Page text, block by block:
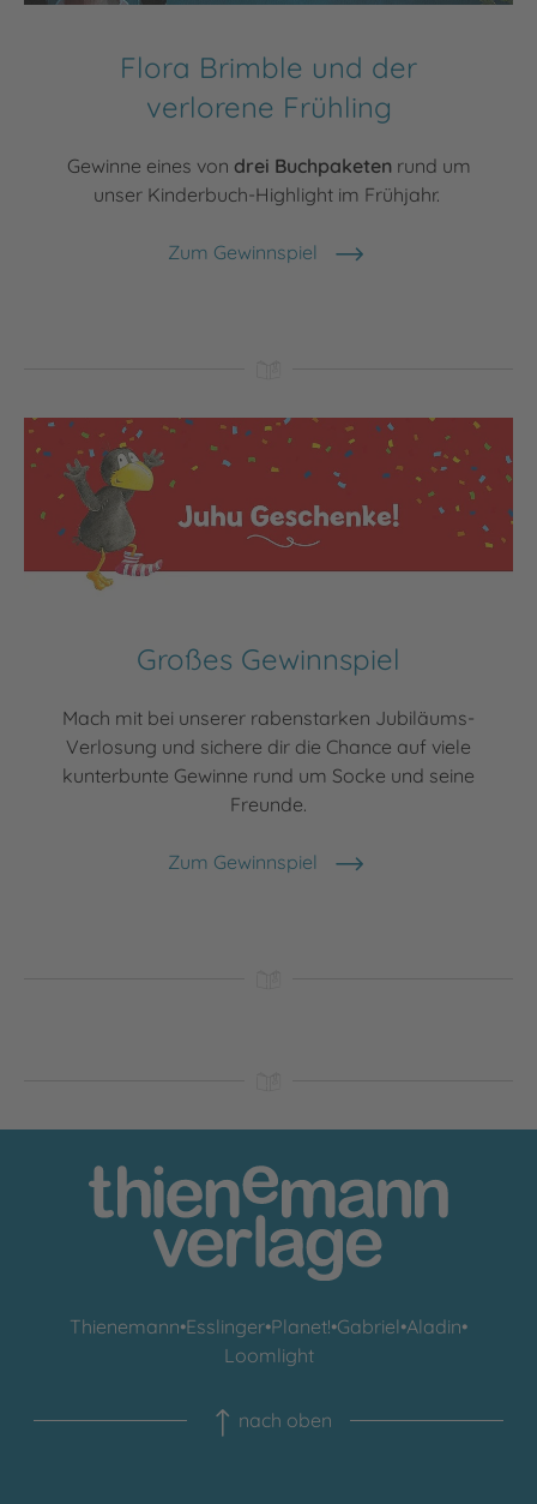
Flora Brimble und der
verlorene Frühling
Gewinne eines von drei Buchpaketenrund um
unser Kinderbuch-Highlight im Frühjahr.
Zum Gewinnspiel
Großes Gewinnspiel
Mach mit bei unserer rabenstarken Jubiläums-
Verlosung und sichere dir die Chance auf viele
kunterbunte Gewinne rund um Socke und seine
Freunde.
Zum Gewinnspiel
Thienemann•Esslinger•Planet!•Gabriel•Aladin•
Loomlight
nach oben